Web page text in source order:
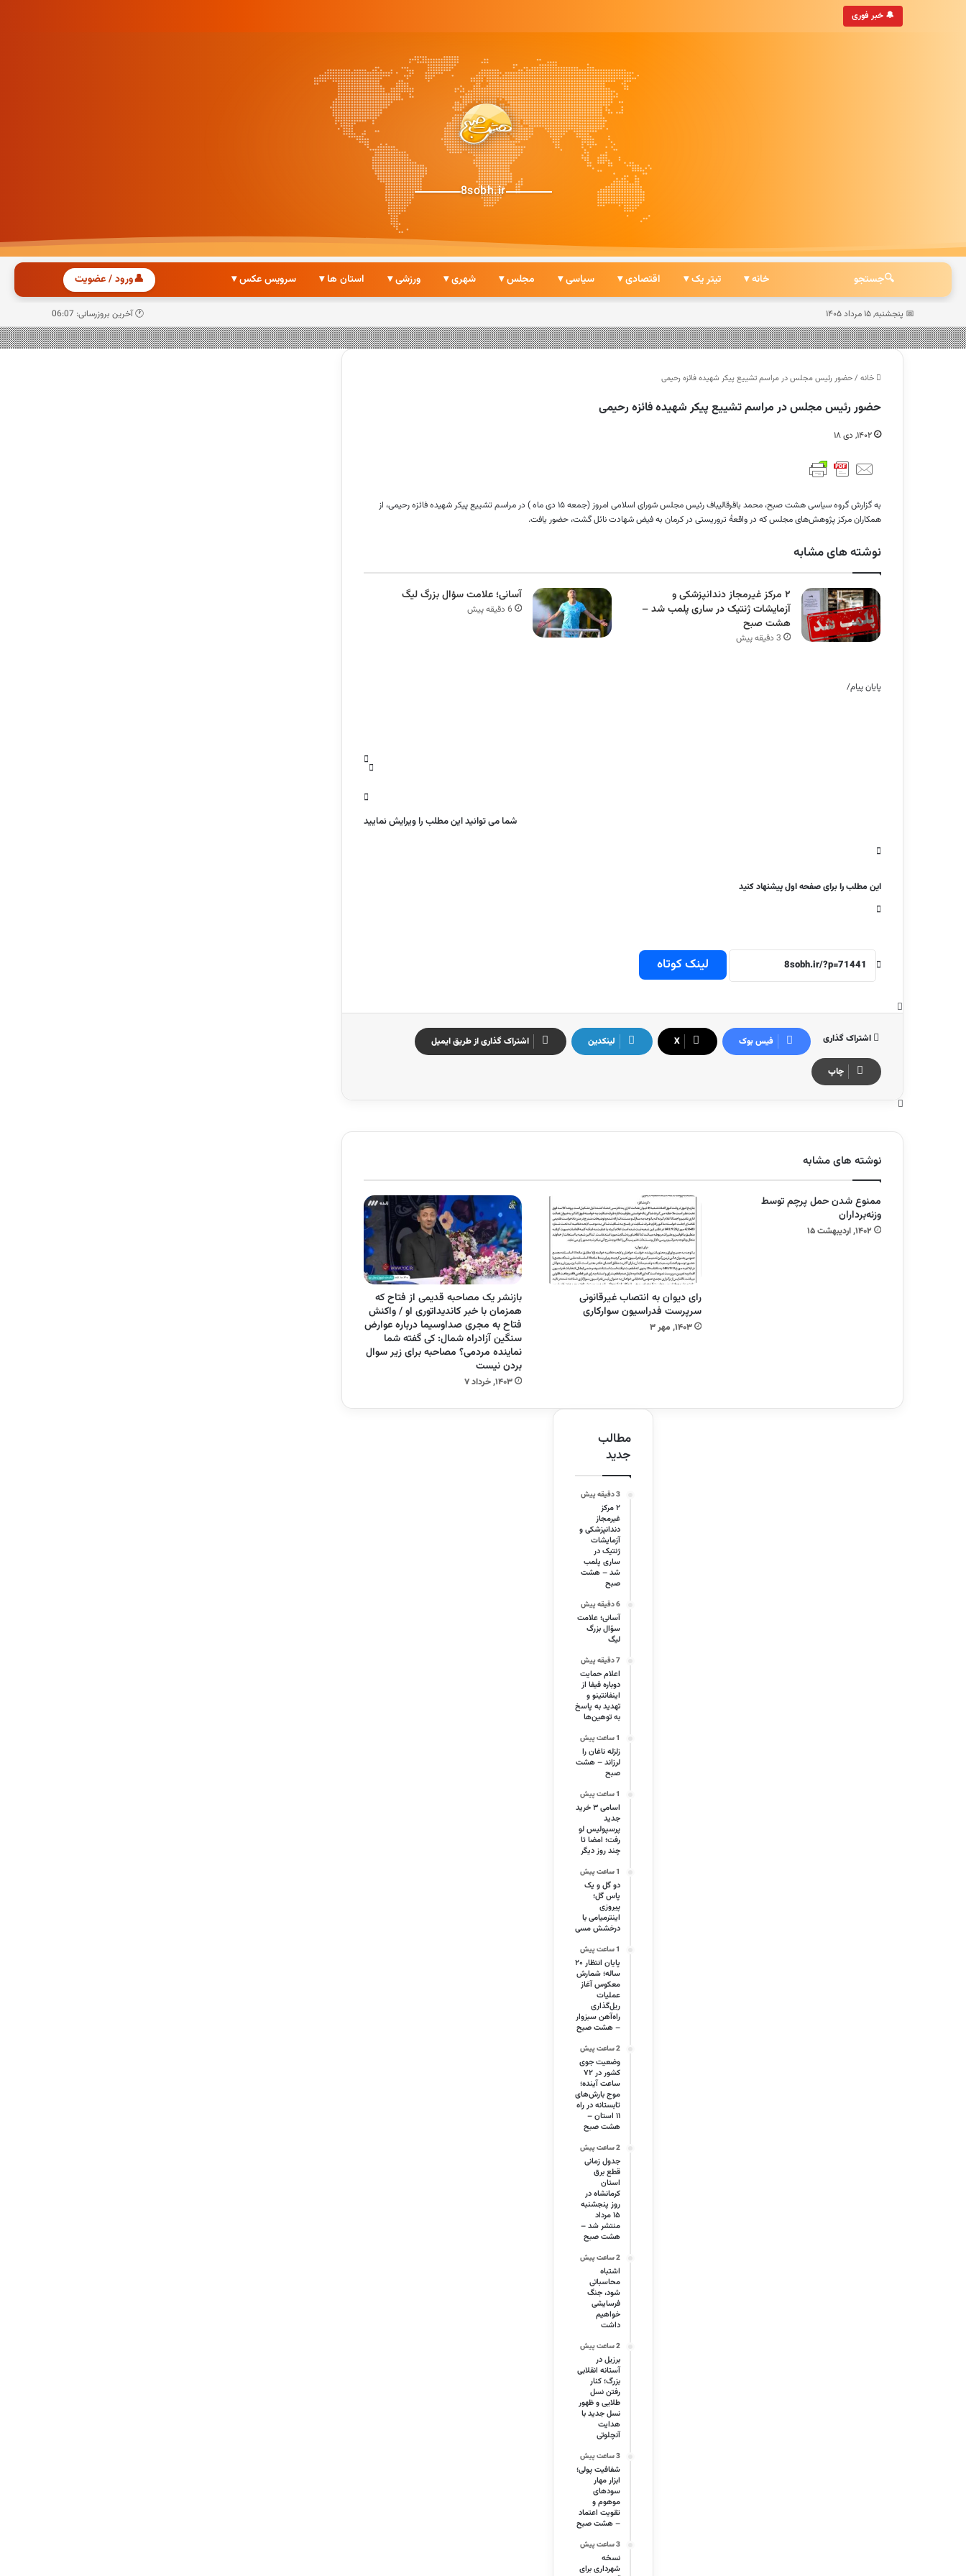
🔔 خبر فوری
• به‌روزترین خبرگزاری ایرانی
8sobh.ir
🔍جستجو خانه ▾ تیتر یک ▾ اقتصادی ▾ سیاسی ▾ مجلس ▾ شهری ▾ ورزشی ▾ استان ها ▾ سرویس عکس ▾ 👤ورود / عضویت
📅 پنجشنبه, ۱۵ مرداد ۱۴۰۵ 🕐 آخرین بروزرسانی: 06:07
خانه /حضور رئیس مجلس در مراسم تشییع پیکر شهیده فائزه رحیمی
حضور رئیس مجلس در مراسم تشییع پیکر شهیده فائزه رحیمی
۱۴۰۲, دی ۱۸
به گزارش گروه سیاسی هشت صبح، محمد باقرقالیباف رئیس مجلس شورای اسلامی امروز (جمعه ۱۵ دی ماه ) در مراسم تشییع پیکر شهیده فائزه رحیمی، از
همکاران مرکز پژوهش‌های مجلس که در واقعهٔ تروریستی در کرمان به فیض شهادت نائل گشت، حضور یافت.
نوشته های مشابه
۲ مرکز غیرمجاز دندانپزشکی و
آزمایشات ژنتیک در ساری پلمب شد –
هشت صبح
3 دقیقه پیش
آسانی؛ علامت سؤال بزرگ لیگ
6 دقیقه پیش
پایان پیام/
شما می توانید این مطلب را ویرایش نمایید
این مطلب را برای صفحه اول پیشنهاد کنید
لینک کوتاه
اشتراک گذاری فیس بوک X لینکدین اشتراک گذاری از طریق ایمیل
چاپ
نوشته های مشابه
ممنوع شدن حمل پرچم توسط
وزنه‌برداران
۱۴۰۲, اردیبهشت ۱۵
رای دیوان به انتصاب غیرقانونی
سرپرست فدراسیون سوارکاری
۱۴۰۳, مهر ۳
بازنشر یک مصاحبه قدیمی‌ از فتاح که
همزمان با خبر کاندیداتوری او / واکنش
فتاح به مجری صداوسیما درباره عوارض
سنگین آزادراه شمال: کی گفته شما
نماینده مردمی؟ مصاحبه برای زیر سوال
بردن نیست
۱۴۰۳, خرداد ۷
مطالب
جدید
3 دقیقه پیش
۲ مرکز
غیرمجاز
دندانپزشکی و
آزمایشات
ژنتیک در
ساری پلمب
شد – هشت
صبح
6 دقیقه پیش
آسانی؛ علامت
سؤال بزرگ
لیگ
7 دقیقه پیش
اعلام حمایت
دوباره فیفا از
اینفانتینو و
تهدید به پاسخ
به توهین‌ها
1 ساعت پیش
زلزله ناغان را
لرزاند – هشت
صبح
1 ساعت پیش
اسامی ۳ خرید
جدید
پرسپولیس لو
رفت؛ امضا تا
چند روز دیگر
1 ساعت پیش
دو گل و یک
پاس گل؛
پیروزی
اینترمیامی با
درخشش مسی
1 ساعت پیش
پایان انتظار ۲۰
ساله؛ شمارش
معکوس آغاز
عملیات
ریل‌گذاری
راه‌آهن سبزوار
– هشت صبح
2 ساعت پیش
وضعیت جوی
کشور در ۷۲
ساعت آینده؛
موج بارش‌های
تابستانه در راه
۱۱ استان –
هشت صبح
2 ساعت پیش
جدول زمانی
قطع برق
استان
کرمانشاه در
روز پنجشنبه
۱۵ مرداد
منتشر شد –
هشت صبح
2 ساعت پیش
اشتباه
محاسباتی
شود، جنگ
فرسایشی
خواهیم
داشت
2 ساعت پیش
برزیل در
آستانه انقلابی
بزرگ؛ کنار
رفتن نسل
طلایی و ظهور
نسل جدید با
هدایت
آنچلوتی
3 ساعت پیش
شفافیت پولی؛
ابزار مهار
سودهای
موهوم و
تقویت اعتماد
– هشت صبح
3 ساعت پیش
نسخه
شهرداری برای